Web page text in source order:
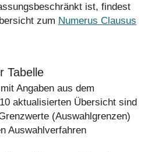
ist, findest
zum Numerus Clausus
Tabelle
Angaben aus dem
aktualisierten Übersicht sind
(Auswahlgrenzen)
Auswahlverfahren